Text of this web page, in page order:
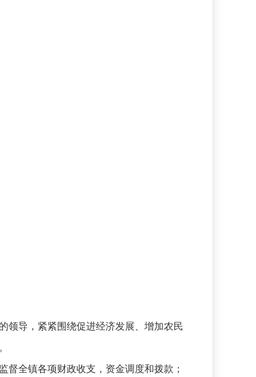
导，紧紧围绕促进经济发展、增加农民
全镇各项财政收支，资金调度和拨款；